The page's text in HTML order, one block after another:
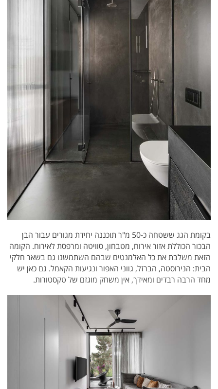
בקומת הגג ששטחה כ-50 מ"ר תוכננה יחידת מגורים עבור הבן
הבכור הכוללת אזור אירוח, מטבחון, סוויטה ומרפסת לאירוח. הקומה
הזאת משלבת את כל האלמנטים שבהם השתמשנו גם בשאר חלקי
הבית: הנירוסטה, הברזל, גווני האפור ונגיעות הקאמל. גם כאן יש
מחד הרבה רבדים ומאידך, אין משחק מוגזם של טקסטורות.